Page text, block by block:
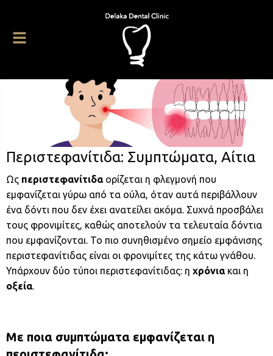
Περιστεφανίτιδα: Συμπτώματα, Αίτια
Ως περιστεφανίτιδα ορίζεται η φλεγμονή που
εμφανίζεται γύρω από τα ούλα, όταν αυτά περιβάλλουν
ένα δόντι που δεν έχει ανατείλει ακόμα. Συχνά προσβάλει
τους φρονιμίτες, καθώς αποτελούν τα τελευταία δόντια
που εμφανίζονται. Το πιο συνηθισμένο σημείο εμφάνισης
περιστεφανίτιδας είναι οι φρονιμίτες της κάτω γνάθου.
Υπάρχουν δύο τύποι περιστεφανίτιδας: η χρόνια και η
οξεία.
Με ποια συμπτώματα εμφανίζεται η